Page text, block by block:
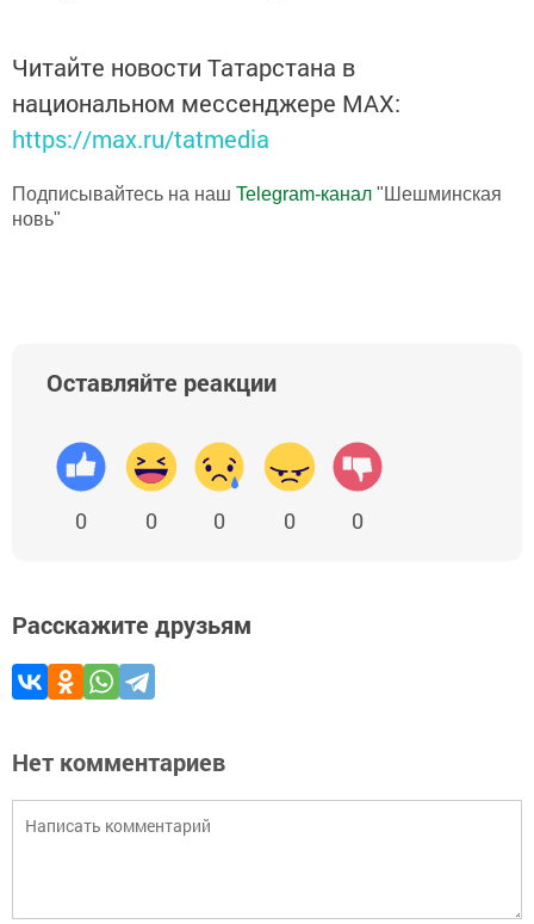
Читайте новости Татарстана в
национальном мессенджере MАХ:
https://max.ru/tatmedia
Подписывайтесь на наш Telegram-канал "Шешминская
новь"
Оставляйте реакции
0 0 0 0 0
Расскажите друзьям
Нет комментариев